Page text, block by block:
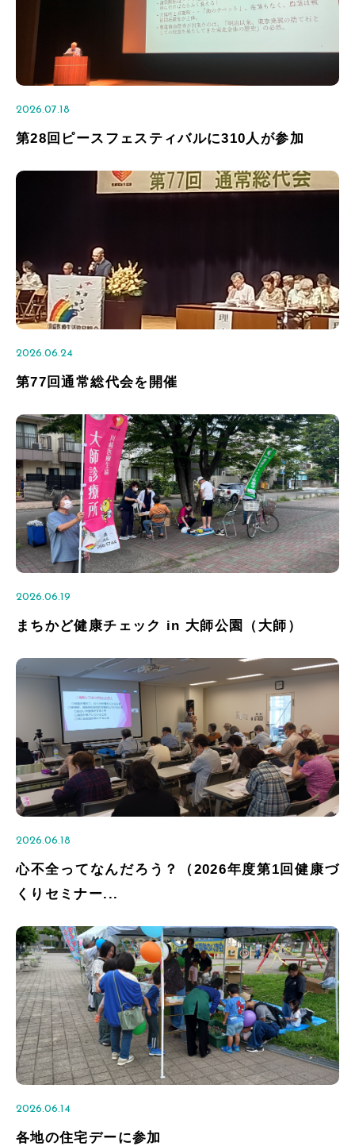
2026.07.18
第28回ピースフェスティバルに310人が参加
2026.06.24
第77回通常総代会を開催
2026.06.19
まちかど健康チェック in 大師公園（大師）
2026.06.18
心不全ってなんだろう？（2026年度第1回健康づ
くりセミナー...
2026.06.14
各地の住宅デーに参加